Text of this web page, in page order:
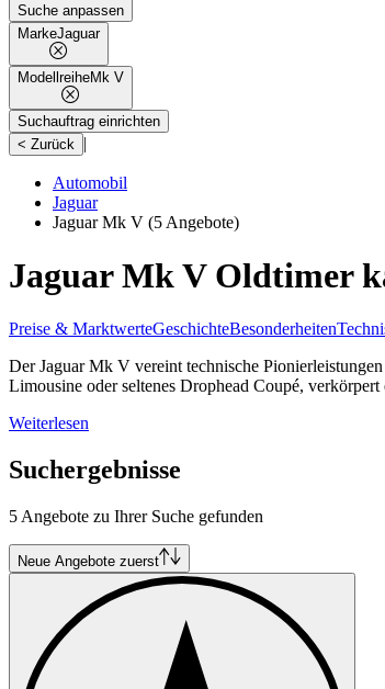
Suche anpassen
MarkeJaguar
ModellreiheMk V
Suchauftrag einrichten
< Zurück
|
Automobil
Jaguar
Jaguar Mk V (5 Angebote)
Jaguar Mk V Oldtimer
Preise & MarktwerteGeschichteBesonderheiten
Der Jaguar Mk V vereint technische
Limousine oder seltenes Drophead Coupé,
Weiterlesen
Suchergebnisse
5 Angebote zu Ihrer Suche gefunden
Neue Angebote zuerst